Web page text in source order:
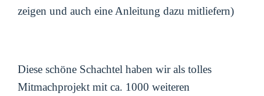
zeigen und auch eine Anleitung dazu mitliefern)
Diese schöne Schachtel haben wir als tolles
Mitmachprojekt mit ca. 1000 weiteren